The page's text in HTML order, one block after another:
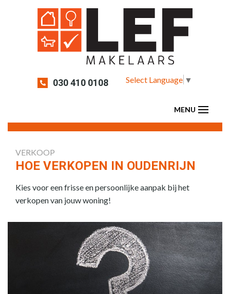
030 410 0108 Select Language ▼
VERKOOP
HOE VERKOPEN IN OUDENRIJN
Kies voor een frisse en persoonlijke aanpak bij het
verkopen van jouw woning!